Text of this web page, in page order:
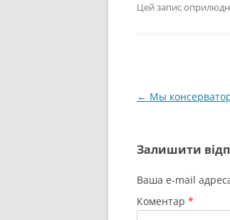
Цей запис
Навігація
← Мы
Залишити
Ваша e-mail
Коментар *